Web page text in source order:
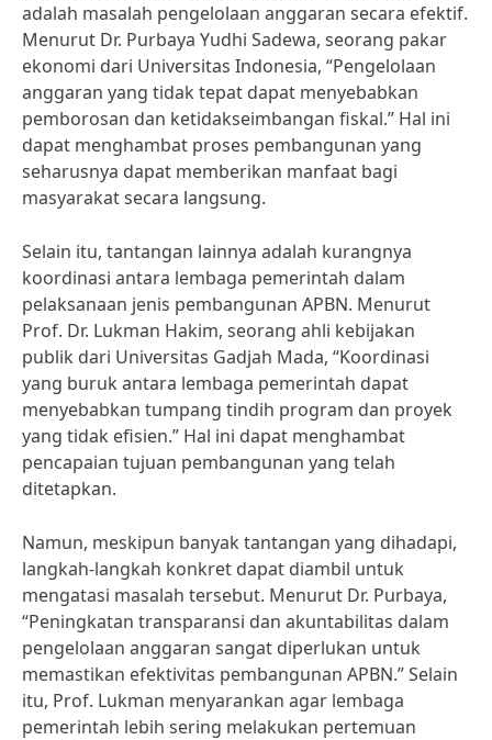
adalah masalah pengelolaan anggaran secara efektif.
Menurut Dr. Purbaya Yudhi Sadewa, seorang pakar
ekonomi dari Universitas Indonesia, “Pengelolaan
anggaran yang tidak tepat dapat menyebabkan
pemborosan dan ketidakseimbangan fiskal.” Hal ini
dapat menghambat proses pembangunan yang
seharusnya dapat memberikan manfaat bagi
masyarakat secara langsung.
Selain itu, tantangan lainnya adalah kurangnya
koordinasi antara lembaga pemerintah dalam
pelaksanaan jenis pembangunan APBN. Menurut
Prof. Dr. Lukman Hakim, seorang ahli kebijakan
publik dari Universitas Gadjah Mada, “Koordinasi
yang buruk antara lembaga pemerintah dapat
menyebabkan tumpang tindih program dan proyek
yang tidak efisien.” Hal ini dapat menghambat
pencapaian tujuan pembangunan yang telah
ditetapkan.
Namun, meskipun banyak tantangan yang dihadapi,
langkah-langkah konkret dapat diambil untuk
mengatasi masalah tersebut. Menurut Dr. Purbaya,
“Peningkatan transparansi dan akuntabilitas dalam
pengelolaan anggaran sangat diperlukan untuk
memastikan efektivitas pembangunan APBN.” Selain
itu, Prof. Lukman menyarankan agar lembaga
pemerintah lebih sering melakukan pertemuan